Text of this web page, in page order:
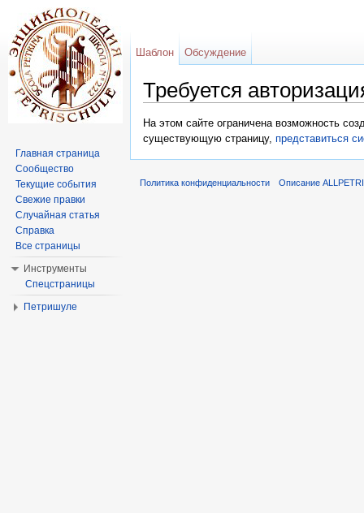
Требуется
На этом сайте ограничена возможность
существующую страницу, представиться
Шаблон Обсуждение
Главная страница
Сообщество
Текущие события
Свежие правки
Случайная статья
Справка
Все страницы
Инструменты
Спецстраницы
Петришуле
Политика конфиденциальности Описание